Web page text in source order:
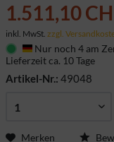
1.511,10
inkl. MwSt. zzgl.
Deutschland
Nur noch 4 am
Lieferzeit ca. 10 Tage
Artikel-Nr.: 49048
Merken